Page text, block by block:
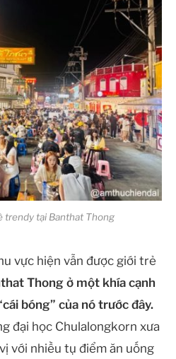
trendy tại Banthat Thong
vực hiện vẫn được giới trẻ
Thong ở một khía cạnh
bóng” của nó trước đây.
đại học Chulalongkorn xưa
với nhiều tụ điểm ăn uống